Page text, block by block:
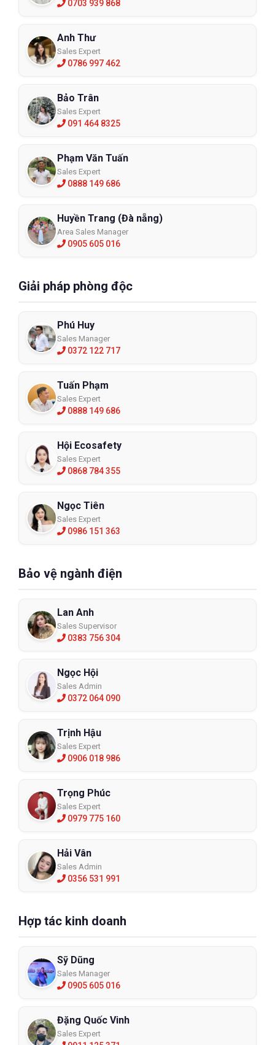
0703 939 868
Anh Thư
Sales Expert
0786 997 462
Bảo Trân
Sales Expert
091 464 8325
Phạm Văn Tuấn
Sales Expert
0888 149 686
Huyền Trang (Đà nẵng)
Area Sales Manager
0905 605 016
Giải pháp phòng độc
Phú Huy
Sales Manager
0372 122 717
Tuấn Phạm
Sales Expert
0888 149 686
Hội Ecosafety
Sales Expert
0868 784 355
Ngọc Tiên
Sales Expert
0986 151 363
Bảo vệ ngành điện
Lan Anh
Sales Supervisor
0383 756 304
Ngọc Hội
Sales Admin
0372 064 090
Trịnh Hậu
Sales Expert
0906 018 986
Trọng Phúc
Sales Expert
0979 775 160
Hải Vân
Sales Admin
0356 531 991
Hợp tác kinh doanh
Sỹ Dũng
Sales Manager
0905 605 016
Đặng Quốc Vinh
Sales Expert